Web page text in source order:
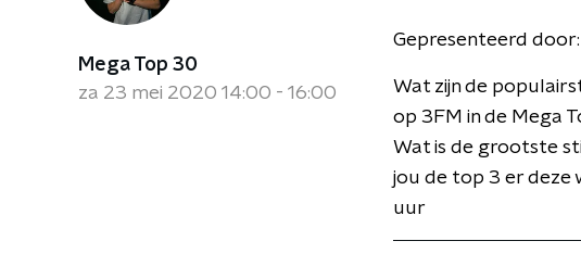
Mega Top 30
za 23 mei 2020 14:00 - 16:00
Gepresenteerd door:
Wat zijn de
op 3FM in de Mega
Wat is de grootste
jou de top 3 er deze
uur